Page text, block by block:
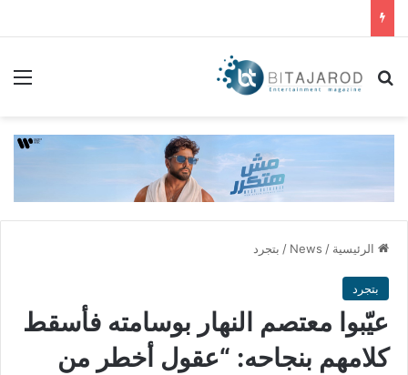
بحث عن
الرئيسية /
News
/ بتجرد
بتجرد
عيّبوا معتصم النهار بوسامته فأسقط
كلامهم بنجاحه: “عقول أخطر من